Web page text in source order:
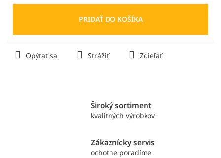
Jednotková
PRIDAŤ DO KOŠÍKA
Opýtať sa Strážiť Zdieľať
Široký sortiment
kvalitných výrobkov
Zákaznícky servis
ochotne poradíme